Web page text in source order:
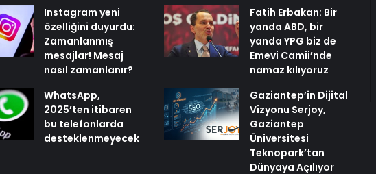
Instagram yeni
özelliğini duyurdu:
Zamanlanmış
mesajlar! Mesaj
nasıl zamanlanır?
WhatsApp,
2025’ten itibaren
bu telefonlarda
desteklenmeyecek
Fatih Erbakan: Bir
yanda ABD, bir
yanda YPG biz de
Emevi Camii’nde
namaz kılıyoruz
Gaziantep’in Dijital
Vizyonu Serjoy,
Gaziantep
Üniversitesi
Teknopark’tan
Dünyaya Açılıyor